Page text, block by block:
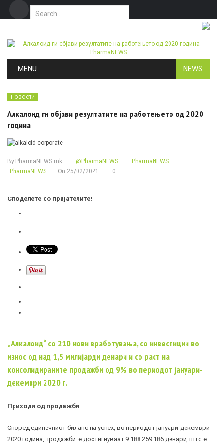
Search for:
MENU NEWS
НОВОСТИ
Алкалоид ги објави резултатите на работењето од 2020
година
By PharmaNEWS.mk @PharmaNEWS
PharmaNEWS
PharmaNEWS
On 25/02/2021 0
Споделете со пријателите!
„Алкалоид“ со 210 нови вработувања, со инвестиции во
износ од над 1,5 милијарди денари и со раст на
консолидираните продажби од 9% во периодот јануари-
декември 2020 г.
Приходи од продажби
Според единечниот биланс на успех, во периодот јануари-декември
2020 година, продажбите достигнуваат 9.188.259.186 денари, што е